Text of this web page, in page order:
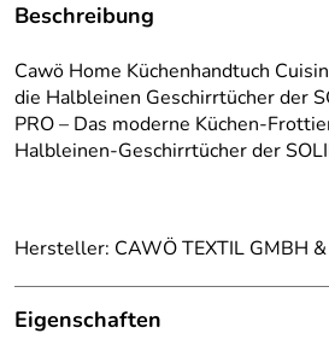
Beschreibung
Cawö Home Küchenhandtuch
die Halbleinen Geschirrtücher der
PRO – Das moderne Küchen-
Halbleinen-Geschirrtücher der
Hersteller: CAWÖ TEXTIL GMBH
Eigenschaften